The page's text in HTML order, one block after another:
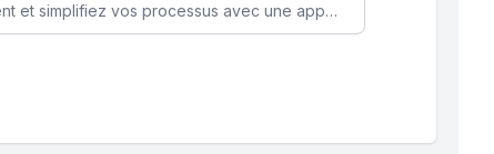
Augmentez l’engagement client et simplifiez vos processus avec une application mobile sur mesure, disponible sur iOS et Android.